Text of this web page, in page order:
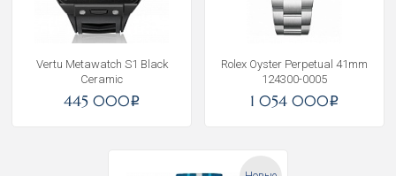
Vertu Metawatch S1 Black
Ceramic
445 000i
Rolex Oyster Perpetual 41mm
124300-0005
1 054 000i